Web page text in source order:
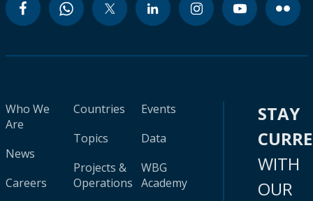
Who We
Are
News
Careers
Countries
Topics
Projects &
Operations
Events
Data
WBG
Academy
STAY
WITH
OUR